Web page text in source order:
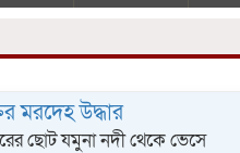
মরদেহ উদ্ধার
ছোট যমুনা নদী থেকে ভেসে